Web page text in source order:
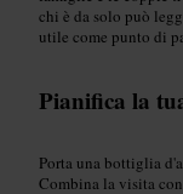
chi è da solo può
utile come punto di
Pianifica la
Porta una bottiglia
Combina la visita